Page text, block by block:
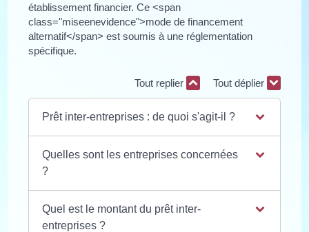
établissement financier. Ce <span
class="miseenevidence">mode de financement
alternatif</span> est soumis à une réglementation
spécifique.
Tout replier Tout déplier
Prêt inter-entreprises : de quoi s'agit-il ?
Quelles sont les entreprises concernées
?
Quel est le montant du prêt inter-
entreprises ?